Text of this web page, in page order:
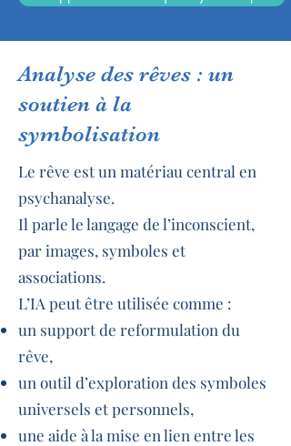
​Analyse des rêves : un
soutien à la
symbolisation
Le rêve est un matériau central en
psychanalyse.
Il parle le langage de l’inconscient,
par images, symboles et
associations.
L’IA peut être utilisée comme :
un support de reformulation du
rêve,
un outil d’exploration des symboles
universels et personnels,
une aide à la mise en lien entre les